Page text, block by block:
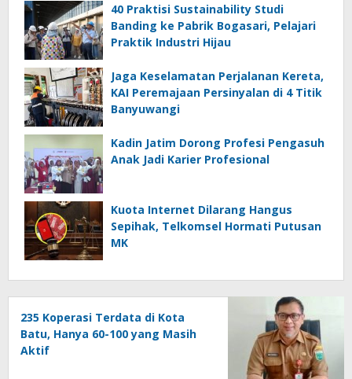
40 Praktisi Sustainability Studi
Banding ke Pabrik Bogasari, Pelajari
Praktik Industri Hijau
Jaga Keselamatan Perjalanan Kereta,
KAI Peremajaan Persinyalan di 4 Titik
Banyuwangi
Kadin Jatim Dorong Profesi Pengasuh
Anak Jadi Karier Profesional
Kuota Internet Dilarang Hangus
Sepihak, Telkomsel Hormati Putusan
MK
235 Koperasi Terdata di Kota
Batu, Hanya 60-100 yang Masih
Aktif